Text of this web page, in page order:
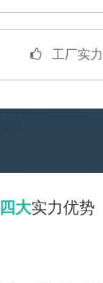
工厂实力
四大实力优势